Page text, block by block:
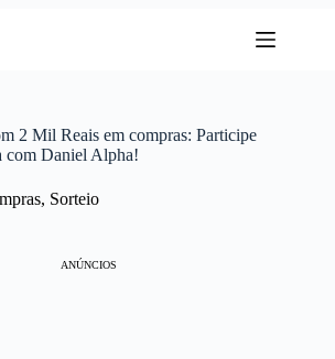
2 Mil Reais em compras: Participe
com Daniel Alpha!
, Sorteio
ANÚNCIOS